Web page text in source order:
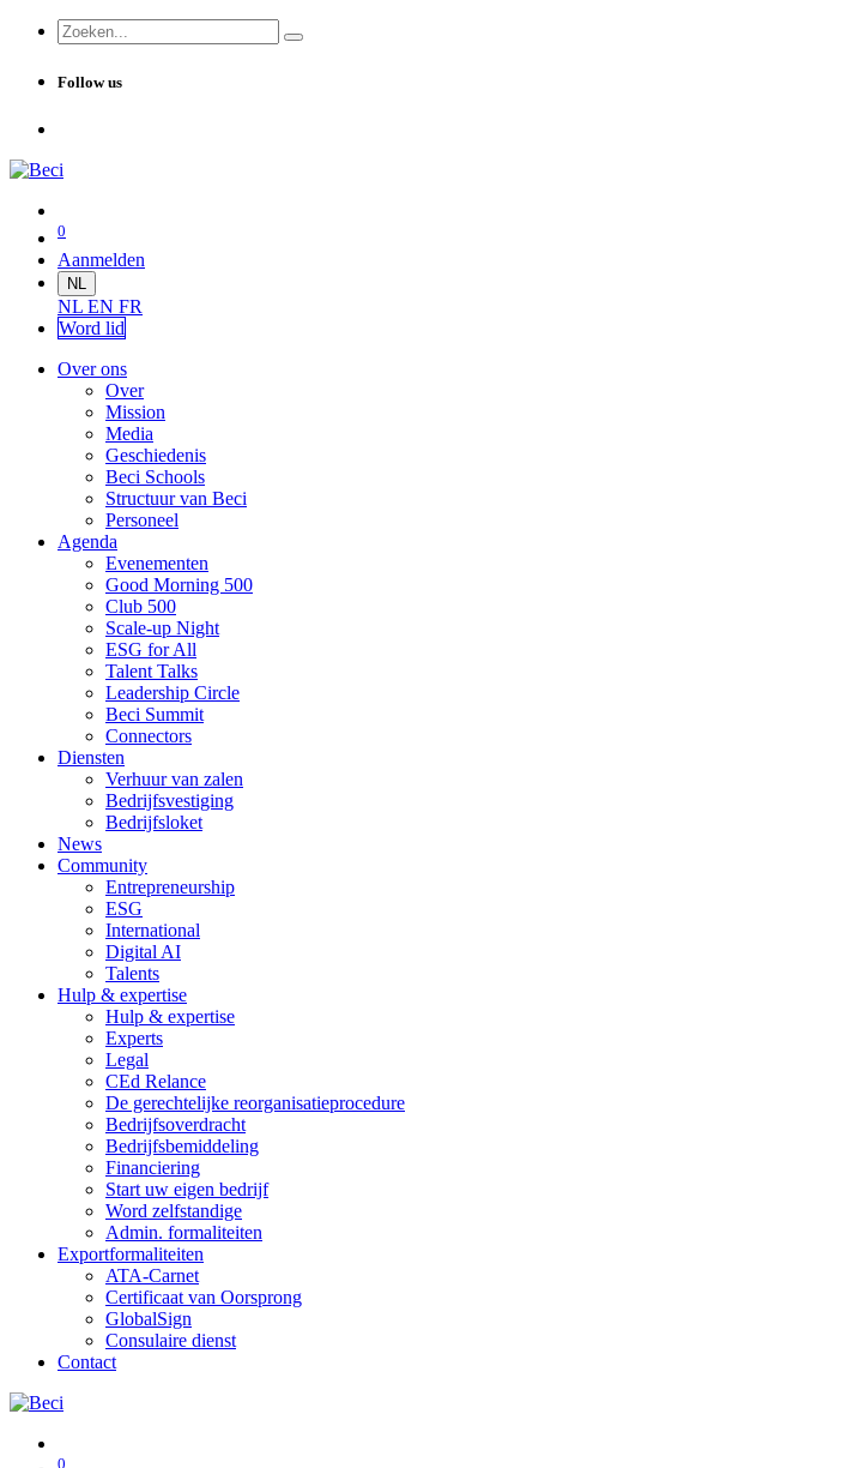
Follow us
0
Aanmelden
NL
NL EN FR
Word lid
Over ons
Over
Mission
Media
Geschiedenis
Beci Schools
Structuur van Beci
Personeel
Agenda
Evenementen
Good Morning 500
Club 500
Scale-up Night
ESG for All
Talent Talks
Leadership Circle
Beci Summit
Connectors
Diensten
Verhuur van zalen
Bedrijfsvestiging
Bedrijfsloket
News
Community
Entrepreneurship
ESG
International
Digital AI
Talents
Hulp & expertise
Hulp & expertise
Experts
Legal
CEd Relance
De gerechtelijke reorganisatieprocedure
Bedrijfsoverdracht
Bedrijfsbemiddeling
Financiering
Start uw eigen bedrijf
Word zelfstandige
Admin. formaliteiten
Exportformaliteiten
ATA-Carnet
Certificaat van Oorsprong
GlobalSign
Consulaire dienst
Contact
0